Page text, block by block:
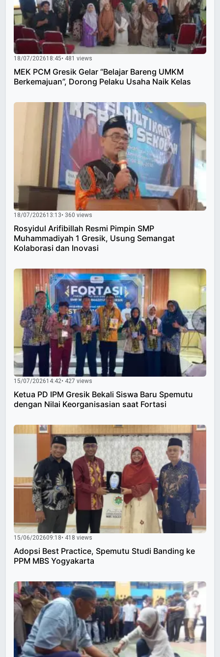
18/07/202618:45• 481 views
MEK PCM Gresik Gelar “Belajar Bareng UMKM
Berkemajuan”, Dorong Pelaku Usaha Naik Kelas
18/07/202613:13• 360 views
Rosyidul Arifibillah Resmi Pimpin SMP
Muhammadiyah 1 Gresik, Usung Semangat
Kolaborasi dan Inovasi
15/07/202614:42• 427 views
Ketua PD IPM Gresik Bekali Siswa Baru Spemutu
dengan Nilai Keorganisasian saat Fortasi
15/06/202609:18• 418 views
Adopsi Best Practice, Spemutu Studi Banding ke
PPM MBS Yogyakarta